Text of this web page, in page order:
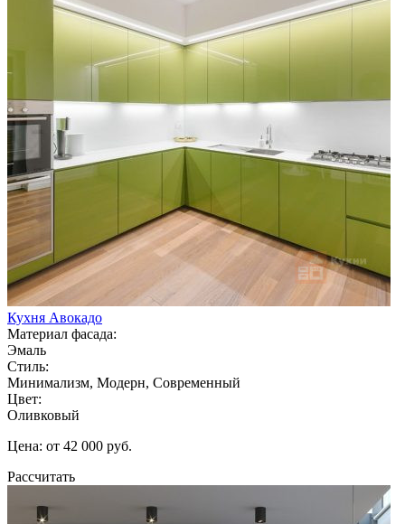
Кухня Авокадо
Материал фасада:
Эмаль
Стиль:
Минимализм, Модерн, Современный
Цвет:
Оливковый
Цена: от 42 000 руб.
Рассчитать